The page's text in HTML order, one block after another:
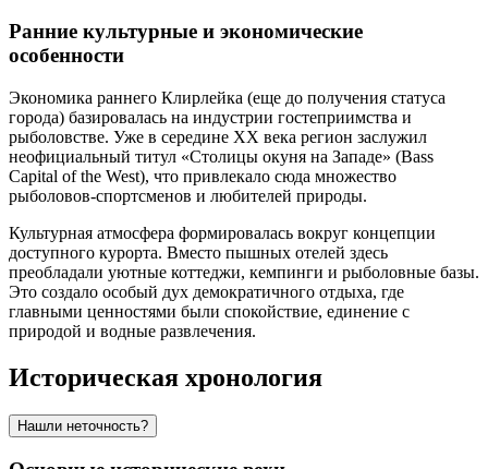
Ранние культурные и экономические
особенности
Экономика раннего Клирлейка (еще до получения статуса
города) базировалась на индустрии гостеприимства и
рыболовстве. Уже в середине XX века регион заслужил
неофициальный титул «Столицы окуня на Западе» (Bass
Capital of the West), что привлекало сюда множество
рыболовов-спортсменов и любителей природы.
Культурная атмосфера формировалась вокруг концепции
доступного курорта. Вместо пышных отелей здесь
преобладали уютные коттеджи, кемпинги и рыболовные базы.
Это создало особый дух демократичного отдыха, где
главными ценностями были спокойствие, единение с
природой и водные развлечения.
Историческая хронология
Нашли неточность?